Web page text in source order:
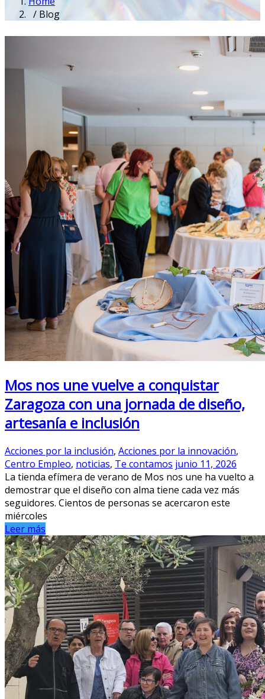
/ Blog
Mos nos une vuelve a conquistar
Zaragoza con una jornada de diseño,
artesanía e inclusión
Acciones por la inclusión, Acciones por la innovación,
Centro Empleo, noticias, Te contamos junio 11, 2026
La tienda efímera de verano de Mos nos une ha vuelto a
demostrar que el diseño con alma tiene cada vez más
seguidores. Cientos de personas se acercaron este
miércoles
Leer más